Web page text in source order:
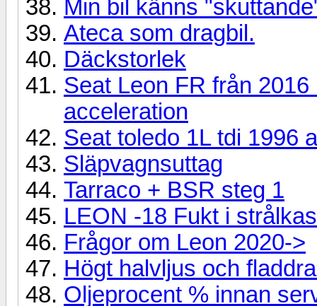
Min bil känns
Ateca som dragbil.
Däckstorlek
Seat Leon FR från
acceleration
Seat toledo 1L tdi 1996
Släpvagnsuttag
Tarraco + BSR steg 1
LEON -18 Fukt i
Frågor om Leon 2020->
Högt halvljus och
Oljeprocent % innan